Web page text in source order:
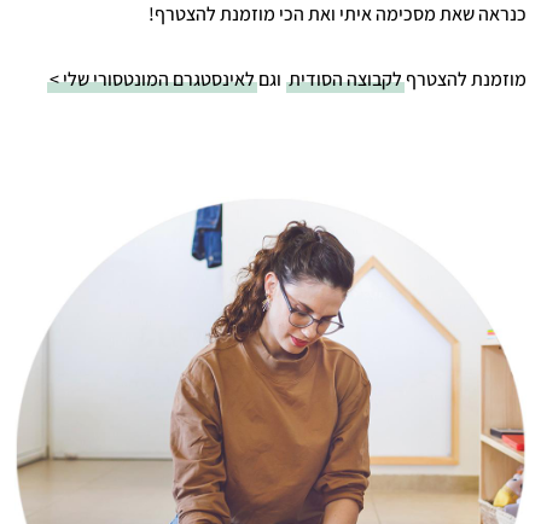
כנראה שאת מסכימה איתי ואת הכי מוזמנת להצטרף!
מוזמנת להצטרףלקבוצה הסודיתוגםלאינסטגרם המונטסורי שלי >